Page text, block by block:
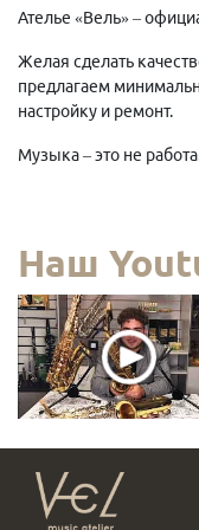
Ателье «Вель» –
Желая сделать
предлагаем
настройку и ремонт.
Музыка – это не
Наш